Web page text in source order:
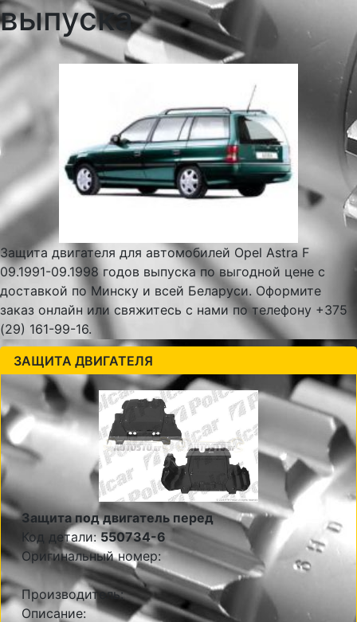
выпуска
Защита двигателя для автомобилей Opel Astra F
09.1991-09.1998 годов выпуска по выгодной цене с
доставкой по Минску и всей Беларуси. Оформите
заказ онлайн или свяжитесь с нами по телефону +375
(29) 161-99-16.
ЗАЩИТА ДВИГАТЕЛЯ
Защита под двигатель перед
Код детали:550734-6
Оригинальный номер:
Производитель:
Описание: